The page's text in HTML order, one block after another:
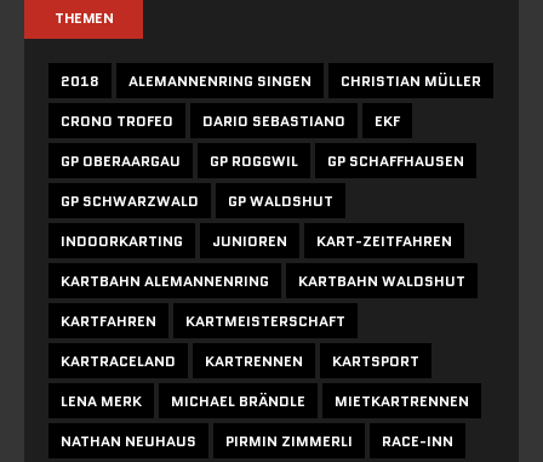
THEMEN
2018 ALEMANNENRING SINGEN
CHRISTIAN MÜLLER
CRONO TROFEO
DARIO SEBASTIANO
EKF
GP OBERAARGAU
GP ROGGWIL
GP SCHAFFHAUSEN
GP SCHWARZWALD
GP WALDSHUT
INDOORKARTING
JUNIOREN
KART-ZEITFAHREN
KARTBAHN ALEMANNENRING
KARTBAHN WALDSHUT
KARTFAHREN
KARTMEISTERSCHAFT
KARTRACELAND
KARTRENNEN
KARTSPORT
LENA MERK
MICHAEL BRÄNDLE
MIETKARTRENNEN
NATHAN NEUHAUS
PIRMIN ZIMMERLI RACE-INN